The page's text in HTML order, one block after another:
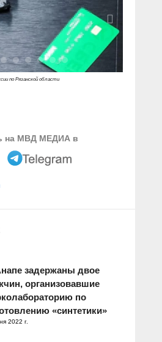
по Рязанской области
на МВД МЕДИА в
задержаны двое
организовавшие
по
«синтетики»
2022 г.